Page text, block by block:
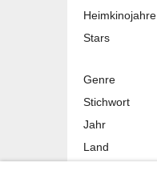
Heimkinojahre
Stars
Genre
Stichwort
Jahr
Land